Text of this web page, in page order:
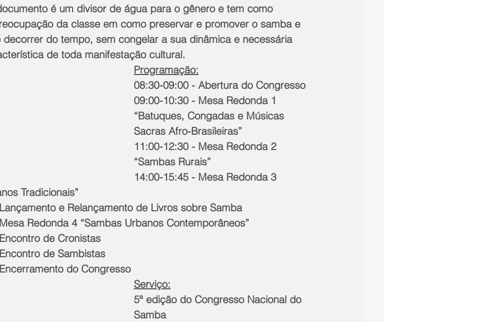
é um divisor de água para o gênero e tem como
da classe em como preservar e promover o samba e
decorrer do tempo, sem congelar a sua dinâmica e necessária
de toda manifestação cultural.
Programação:
08:30-09:00 - Abertura do Congresso
09:00-10:30 - Mesa Redonda 1
“Batuques, Congadas e Músicas
Sacras Afro-Brasileiras”
11:00-12:30 - Mesa Redonda 2
“Sambas Rurais”
14:00-15:45 - Mesa Redonda 3
Tradicionais”
e Relançamento de Livros sobre Samba
Redonda 4 “Sambas Urbanos Contemporâneos”
de Cronistas
de Sambistas
do Congresso
Serviço:
5ª edição do Congresso Nacional do
Samba